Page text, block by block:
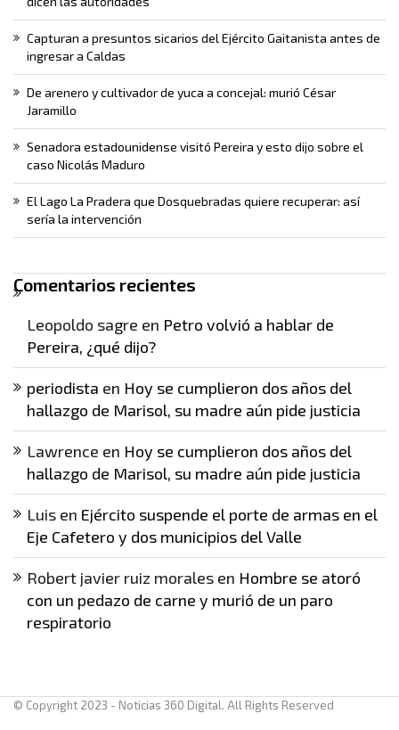
Capturan a presuntos sicarios del Ejército Gaitanista antes de
ingresar a Caldas
De arenero y cultivador de yuca a concejal: murió César
Jaramillo
Senadora estadounidense visitó Pereira y esto dijo sobre el
caso Nicolás Maduro
El Lago La Pradera que Dosquebradas quiere recuperar: así
sería la intervención
Comentarios recientes
Leopoldo sagre en Petro volvió a hablar de
Pereira, ¿qué dijo?
periodista en Hoy se cumplieron dos años del
hallazgo de Marisol, su madre aún pide justicia
Lawrence en Hoy se cumplieron dos años del
hallazgo de Marisol, su madre aún pide justicia
Luis en Ejército suspende el porte de armas en el
Eje Cafetero y dos municipios del Valle
Robert javier ruiz morales en Hombre se atoró
con un pedazo de carne y murió de un paro
respiratorio
© Copyright 2023 - Noticias 360 Digital. All Rights Reserved